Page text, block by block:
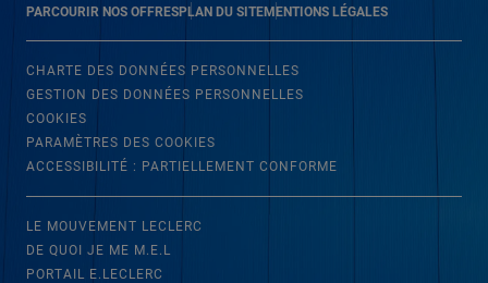
PARCOURIR NOS OFFRESPLAN DU SITEMENTIONS LÉGALES
CHARTE DES DONNÉES PERSONNELLES
GESTION DES DONNÉES PERSONNELLES
COOKIES
PARAMÈTRES DES COOKIES
ACCESSIBILITÉ : PARTIELLEMENT CONFORME
LE MOUVEMENT LECLERC
DE QUOI JE ME M.E.L
PORTAIL E.LECLERC